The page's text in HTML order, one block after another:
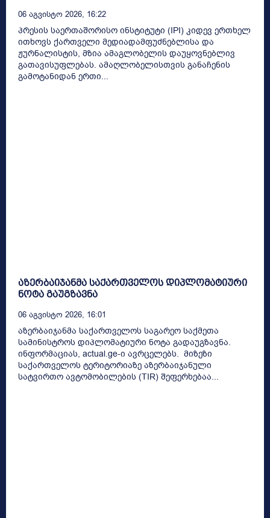
06 Აგვისტო 2026, 16:22
პრესის საერთაშორისო ინსტიტუტი (IPI) კიდევ ერთხელ
ითხოვს ქართველი მედიადამფუძნებლისა და
ჟურნალისტის, მზია ამაგლობელის დაუყოვნებლივ
გათავისუფლებას. ამაღლობელისთვის განაჩენის
გამოტანიდან ერთი...
აზერბაიჯანმა საქართველოს დიპლომატიური
ნოტა გაუგზავნა
06 Აგვისტო 2026, 16:01
აზერბაიჯანმა საქართველოს საგარეო საქმეთა
სამინისტროს დიპლომატიური ნოტა გადაუგზავნა.
ინფორმაციას, actual.ge-ი ავრცელებს. მიზეზი
საქართველოს ტერიტორიაზე აზერბაიჯანული
სატვირთო ავტომობილების (TIR) შეფერხებაა...